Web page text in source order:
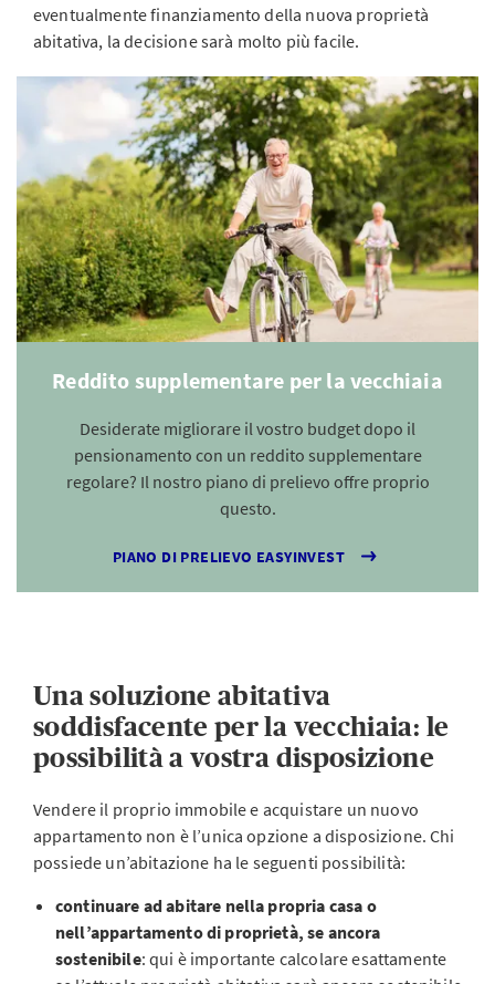
eventualmente finanziamento della nuova proprietà
abitativa, la decisione sarà molto più facile.
Reddito supplementare per la vecchiaia
Desiderate migliorare il vostro budget dopo il
pensionamento con un reddito supplementare
regolare? Il nostro piano di prelievo offre proprio
questo.
PIANO DI PRELIEVO EASYINVEST
Una soluzione abitativa
soddisfacente per la vecchiaia: le
possibilità a vostra disposizione
Vendere il proprio immobile e acquistare un nuovo
appartamento non è l’unica opzione a disposizione. Chi
possiede un’abitazione ha le seguenti possibilità:
continuare ad abitare nella propria casa o
nell’appartamento di proprietà, se ancora
sostenibile: qui è importante calcolare esattamente